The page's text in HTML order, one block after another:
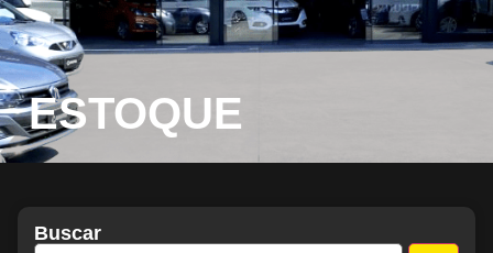
ESTOQUE
Buscar